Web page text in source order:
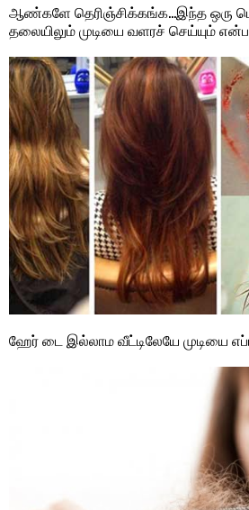
ஆண்களே தெரிஞ்சிக்கங்க…இந்த ஒரு
தலையிலும் முடியை வளரச் செய்யும்
ஹேர் டை இல்லாம வீட்டிலேயே முடியை